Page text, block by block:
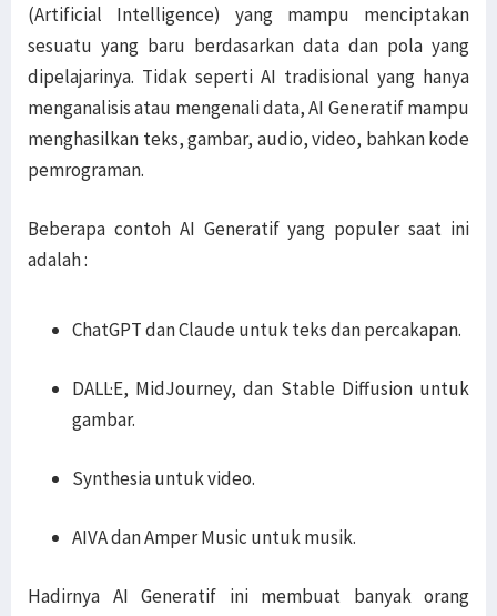
(Artificial Intelligence) yang mampu menciptakan
sesuatu yang baru berdasarkan data dan pola yang
dipelajarinya. Tidak seperti AI tradisional yang hanya
menganalisis atau mengenali data, AI Generatif mampu
menghasilkan teks, gambar, audio, video, bahkan kode
pemrograman.
Beberapa contoh AI Generatif yang populer saat ini
adalah :
ChatGPT dan Claude untuk teks dan percakapan.
DALL·E, MidJourney, dan Stable Diffusion untuk
gambar.
Synthesia untuk video.
AIVA dan Amper Music untuk musik.
Hadirnya AI Generatif ini membuat banyak orang